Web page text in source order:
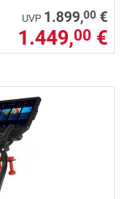
UVP 1.899,00 €
1.449,00 €